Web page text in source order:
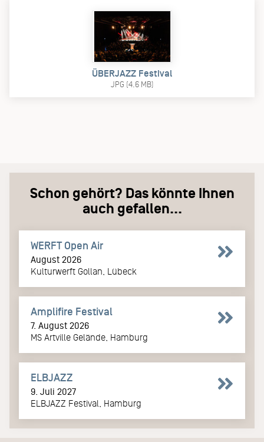
ÜBERJAZZ Festival
JPG (4.6 MB)
Schon gehört? Das könnte Ihnen
auch gefallen...
WERFT Open Air
August 2026
Kulturwerft Gollan, Lübeck
Amplifire Festival
7. August 2026
MS Artville Gelände, Hamburg
ELBJAZZ
9. Juli 2027
ELBJAZZ Festival, Hamburg